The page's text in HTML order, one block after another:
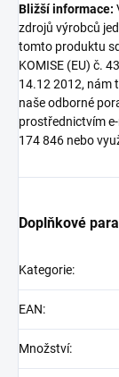
Bližší informace:
zdrojů výrobců
tomto produktu
KOMISE (EU) č.
14.12 2012, nám
naše odborné
prostřednictvím
174 846 nebo
Doplňkové
Kategorie:
EAN:
Množství: